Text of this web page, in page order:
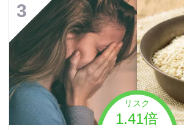
リスク
1.41倍
3